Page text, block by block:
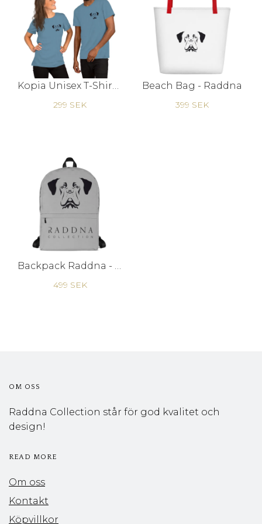
Kopia Unisex T-Shirt - dog
299 SEK
Beach Bag - Raddna
399 SEK
Backpack Raddna - White - One Size
499 SEK
OM OSS
Raddna Collection står för god kvalitet och
design!
READ MORE
Om oss
Kontakt
Köpvillkor